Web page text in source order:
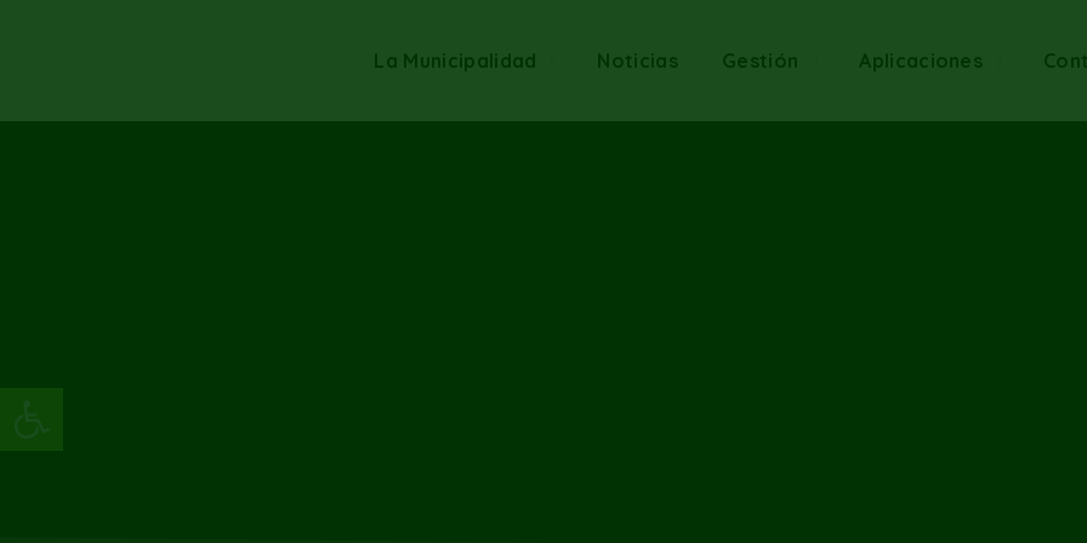
La Municipalidad Noticias Gestión Aplicaciones
Abrir barra de herramientas